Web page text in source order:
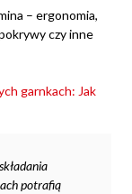
– ergonomia,
czy inne
garnkach: Jak
potrafią